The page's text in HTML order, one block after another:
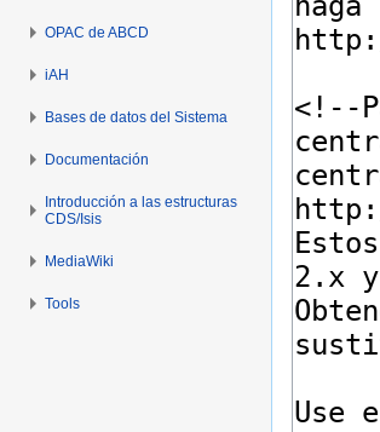
OPAC de ABCD
iAH
Bases de datos del Sistema
Documentación
Introducción a las estructuras
CDS/Isis
MediaWiki
Tools